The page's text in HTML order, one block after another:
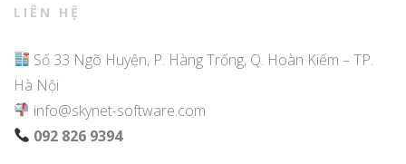
LIÊN HỆ
Số 33 Ngõ Huyện, P. Hàng Trống, Q. Hoàn Kiếm – TP.
Hà Nội
info@skynet-software.com
092 826 9394